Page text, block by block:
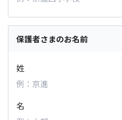
保護者さまのお名前
姓
名